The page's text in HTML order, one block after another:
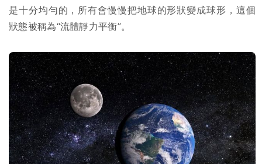
是十分均勻的，所有會慢慢把地球的形狀變成球形，這個
狀態被稱為“流體靜力平衡”。